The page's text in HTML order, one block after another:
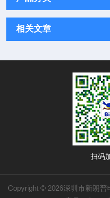
相关文章
扫码
Copyright © 2026深圳市新朗